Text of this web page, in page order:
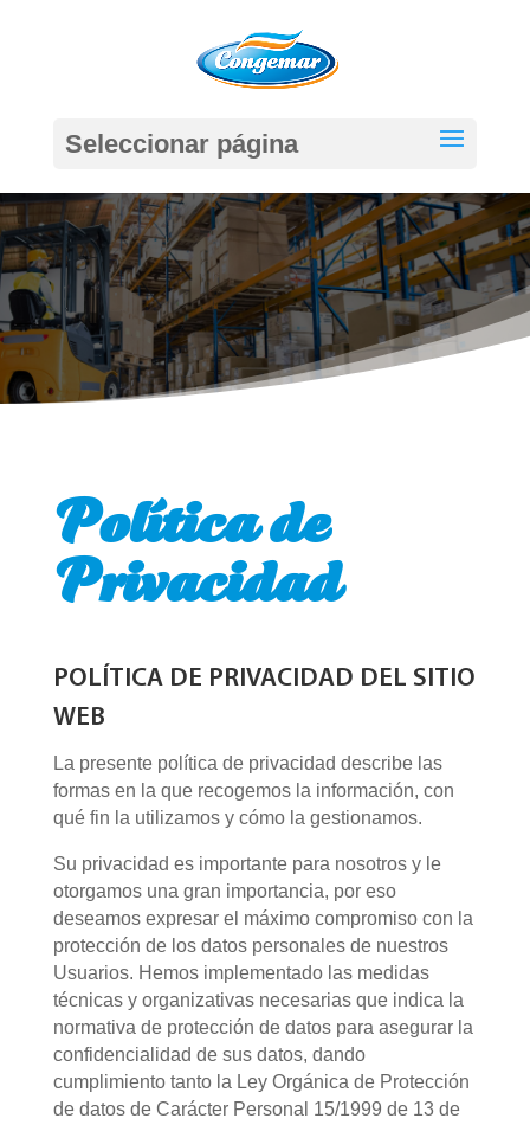
Seleccionar página
Política de
Privacidad
POLÍTICA DE PRIVACIDAD DEL SITIO
WEB
La presente política de privacidad describe las
formas en la que recogemos la información, con
qué fin la utilizamos y cómo la gestionamos.
Su privacidad es importante para nosotros y le
otorgamos una gran importancia, por eso
deseamos expresar el máximo compromiso con la
protección de los datos personales de nuestros
Usuarios. Hemos implementado las medidas
técnicas y organizativas necesarias que indica la
normativa de protección de datos para asegurar la
confidencialidad de sus datos, dando
cumplimiento tanto la Ley Orgánica de Protección
de datos de Carácter Personal 15/1999 de 13 de